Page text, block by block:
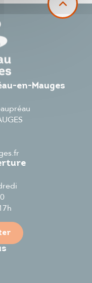
en-Mauges